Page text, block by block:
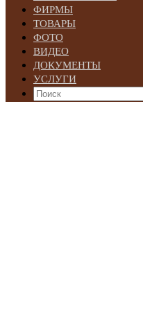
ФИРМЫ
ТОВАРЫ
ФОТО
ВИДЕО
ДОКУМЕНТЫ
УСЛУГИ